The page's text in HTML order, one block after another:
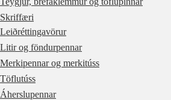
Skriffæri
Leiðréttingavörur
Litir og föndurpennar
Merkipennar og merkitúss
Töflutúss
Áherslupennar